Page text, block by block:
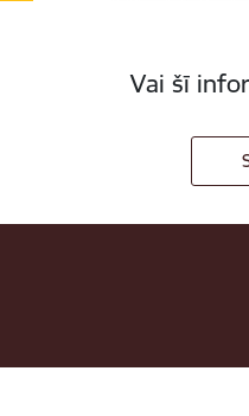
Vai šī